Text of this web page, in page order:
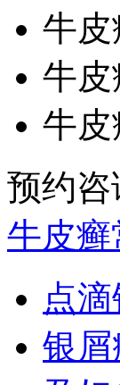
牛皮
牛皮
牛皮
预约咨
牛皮癣
点
银